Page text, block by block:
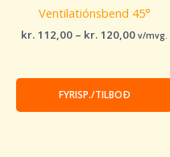
Ventilatiónsbend 45°
kr. 112,00 – kr. 120,00 v/mvg.
FYRISP./TILBOÐ